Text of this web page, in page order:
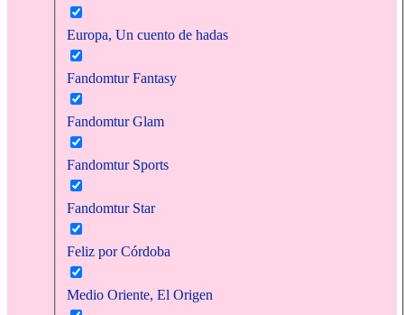
Europa, Un cuento de hadas
Fandomtur Fantasy
Fandomtur Glam
Fandomtur Sports
Fandomtur Star
Feliz por Córdoba
Medio Oriente, El Origen